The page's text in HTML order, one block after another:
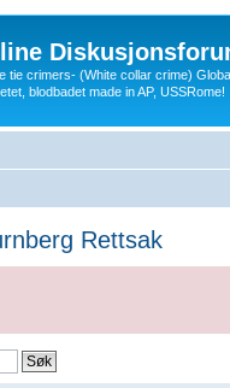
tie crimers- (White collar crime)
blodbadet made in AP, USSRome!
Rettsak